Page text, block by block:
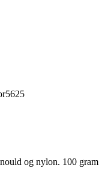
og nylon. 100 gram